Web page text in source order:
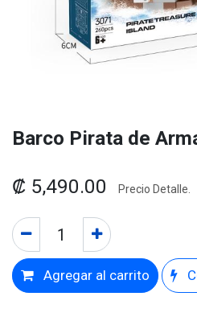
Barco Pirata de
₡ 5,490.00 Precio Detalle.
Agregar al carrito